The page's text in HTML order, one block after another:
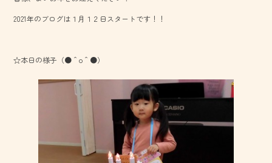
2021年のブログは１月１２日スタートです！！
☆本日の様子（●＾o＾●）